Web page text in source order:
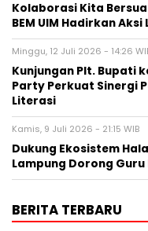
Kolaborasi Kita
BEM UIM Hadirkan
Minggu, 12 Juli 2026 - 14:26
Kunjungan Plt. Bupati
Party Perkuat Sinergi
Literasi
Kamis, 9 Juli 2026 - 21:15 WIB
Dukung Ekosistem
Lampung Dorong
BERITA TERBARU